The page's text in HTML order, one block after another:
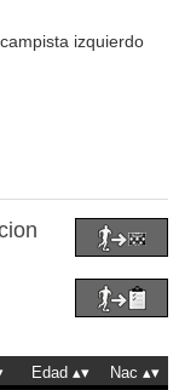
izquierdo
Edad
Nac